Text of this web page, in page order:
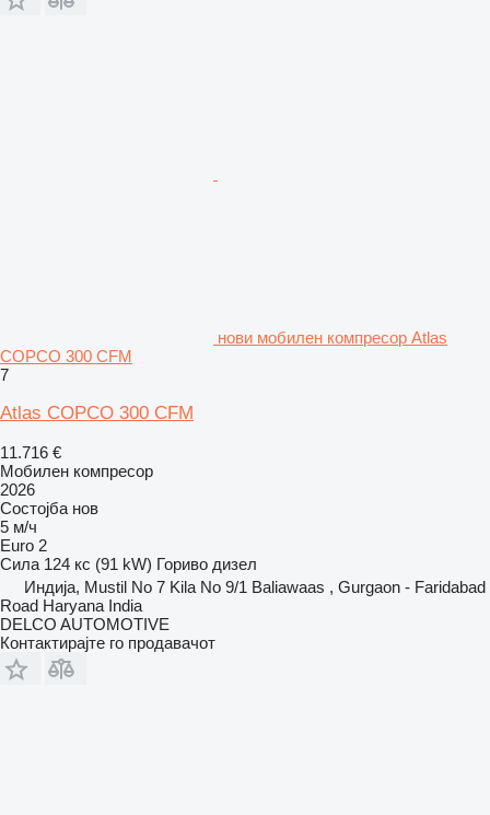
нови мобилен компресор Atlas
COPCO 300 CFM
7
Atlas COPCO 300 CFM
11.716 €
Мобилен компресор
2026
Состојба нов
5 м/ч
Euro 2
Сила 124 кс (91 kW) Гориво дизел
Индија, Mustil No 7 Kila No 9/1 Baliawaas , Gurgaon - Faridabad
Road Haryana India
DELCO AUTOMOTIVE
Контактирајте го продавачот